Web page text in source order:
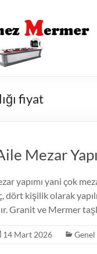
fiyat
Mezar
yapımı yani çok
dört kişilik olarak
Granit ve Mermer
14 Mart 2026 Genel